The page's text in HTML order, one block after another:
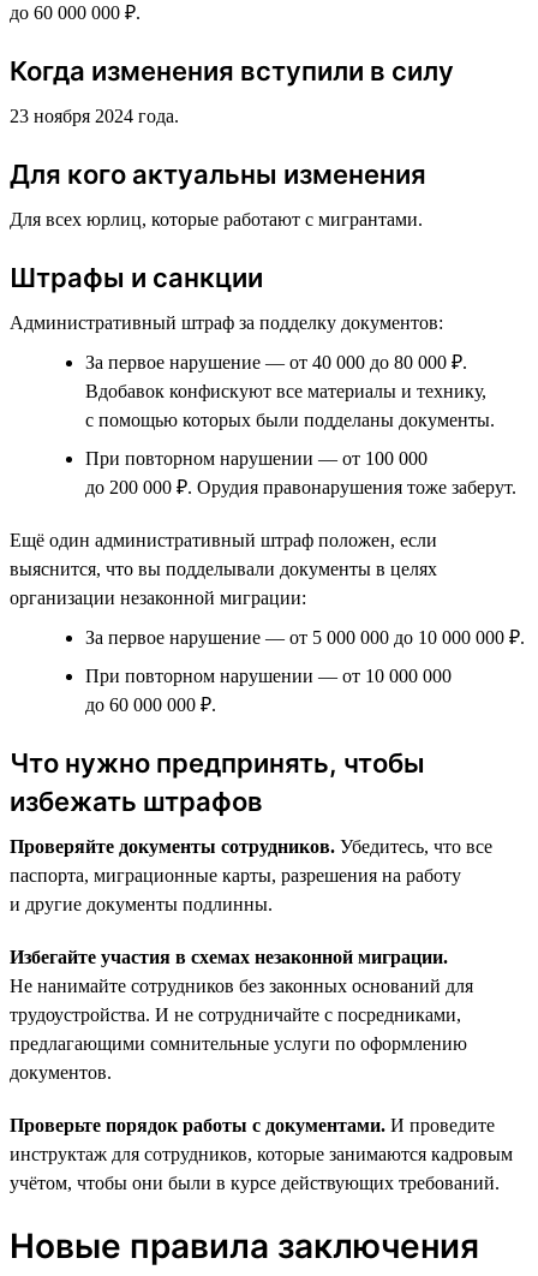
до 60 000 000 ₽.
Когда изменения вступили в силу
23 ноября 2024 года.
Для кого актуальны изменения
Для всех юрлиц, которые работают с мигрантами.
Штрафы и санкции
Административный штраф за подделку документов:
За первое нарушение — от 40 000 до 80 000 ₽.
Вдобавок конфискуют все материалы и технику,
с помощью которых были подделаны документы.
При повторном нарушении — от 100 000
до 200 000 ₽. Орудия правонарушения тоже заберут.
Ещё один административный штраф положен, если
выяснится, что вы подделывали документы в целях
организации незаконной миграции:
За первое нарушение — от 5 000 000 до 10 000 000 ₽.
При повторном нарушении — от 10 000 000
до 60 000 000 ₽.
Что нужно предпринять, чтобы
избежать штрафов
Проверяйте документы сотрудников. Убедитесь, что все
паспорта, миграционные карты, разрешения на работу
и другие документы подлинны.
Избегайте участия в схемах незаконной миграции.
Не нанимайте сотрудников без законных оснований для
трудоустройства. И не сотрудничайте с посредниками,
предлагающими сомнительные услуги по оформлению
документов.
Проверьте порядок работы с документами. И проведите
инструктаж для сотрудников, которые занимаются кадровым
учётом, чтобы они были в курсе действующих требований.
Новые правила заключения